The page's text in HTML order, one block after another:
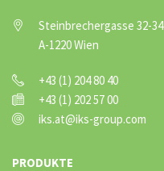
Steinbrechergasse 32-34
A-1220 Wien
+43 (1) 204 80 40
+43 (1) 202 57 00
iks.at@iks-group.com
PRODUKTE